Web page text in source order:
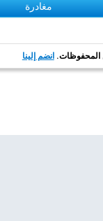
مغادرة
انضم إلينا